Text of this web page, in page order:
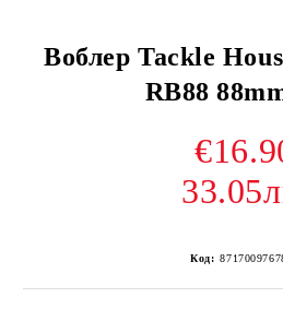
Воблер Tackle
RB88
Код: